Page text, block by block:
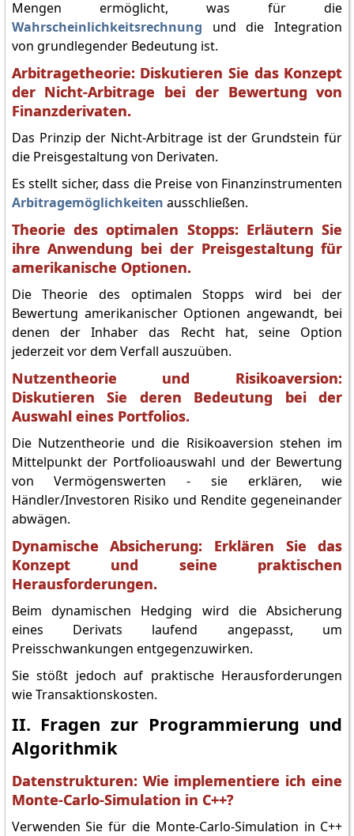
Mengen ermöglicht, was für die
Wahrscheinlichkeitsrechnung und die Integration
von grundlegender Bedeutung ist.
Arbitragetheorie: Diskutieren Sie das Konzept
der Nicht-Arbitrage bei der Bewertung von
Finanzderivaten.
Das Prinzip der Nicht-Arbitrage ist der Grundstein für
die Preisgestaltung von Derivaten.
Es stellt sicher, dass die Preise von Finanzinstrumenten
Arbitragemöglichkeiten ausschließen.
Theorie des optimalen Stopps: Erläutern Sie
ihre Anwendung bei der Preisgestaltung für
amerikanische Optionen.
Die Theorie des optimalen Stopps wird bei der
Bewertung amerikanischer Optionen angewandt, bei
denen der Inhaber das Recht hat, seine Option
jederzeit vor dem Verfall auszuüben.
Nutzentheorie und Risikoaversion:
Diskutieren Sie deren Bedeutung bei der
Auswahl eines Portfolios.
Die Nutzentheorie und die Risikoaversion stehen im
Mittelpunkt der Portfolioauswahl und der Bewertung
von Vermögenswerten - sie erklären, wie
Händler/Investoren Risiko und Rendite gegeneinander
abwägen.
Dynamische Absicherung: Erklären Sie das
Konzept und seine praktischen
Herausforderungen.
Beim dynamischen Hedging wird die Absicherung
eines Derivats laufend angepasst, um
Preisschwankungen entgegenzuwirken.
Sie stößt jedoch auf praktische Herausforderungen
wie Transaktionskosten.
II. Fragen zur Programmierung und
Algorithmik
Datenstrukturen: Wie implementiere ich eine
Monte-Carlo-Simulation in C++?
Verwenden Sie für die Monte-Carlo-Simulation in C++